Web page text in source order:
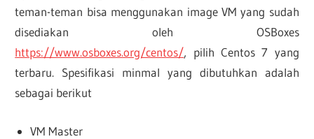
teman-teman bisa menggunakan image VM yang sudah
disediakan oleh OSBoxes
https://www.osboxes.org/centos/, pilih Centos 7 yang
terbaru. Spesifikasi minmal yang dibutuhkan adalah
sebagai berikut
VM Master